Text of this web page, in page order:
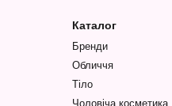
Каталог
Бренди
Обличчя
Тіло
Чоловіча косметика